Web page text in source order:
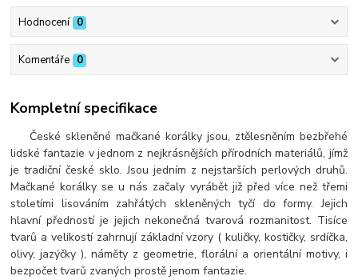
Hodnocení 0
Komentáře 0
Kompletní specifikace
České skleněné mačkané korálky jsou, ztělesněním bezbřehé
lidské fantazie v jednom z nejkrásnějších přírodních materiálů, jímž
je tradiční české sklo. Jsou jedním z nejstarších perlových druhů.
Mačkané korálky se u nás začaly vyrábět již před více než třemi
stoletími lisováním zahřátých skleněných tyčí do formy. Jejich
hlavní předností je jejich nekonečná tvarová rozmanitost. Tisíce
tvarů a velikostí zahrnují základní vzory ( kuličky, kostičky, srdíčka,
olivy, jazýčky ), náměty z geometrie, florální a orientální motivy, i
bezpočet tvarů zvaných prostě jenom fantazie.